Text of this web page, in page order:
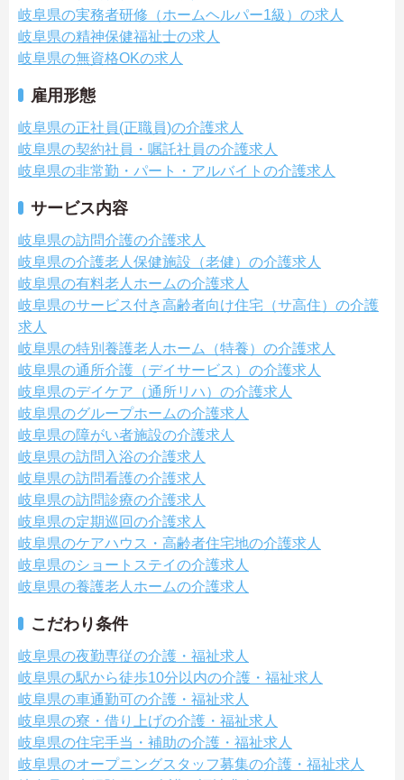
岐阜県の実務者研修（ホームヘルパー1級）の求人
岐阜県の精神保健福祉士の求人
岐阜県の無資格OKの求人
雇用形態
岐阜県の正社員(正職員)の介護求人
岐阜県の契約社員・嘱託社員の介護求人
岐阜県の非常勤・パート・アルバイトの介護求人
サービス内容
岐阜県の訪問介護の介護求人
岐阜県の介護老人保健施設（老健）の介護求人
岐阜県の有料老人ホームの介護求人
岐阜県のサービス付き高齢者向け住宅（サ高住）の介護
求人
岐阜県の特別養護老人ホーム（特養）の介護求人
岐阜県の通所介護（デイサービス）の介護求人
岐阜県のデイケア（通所リハ）の介護求人
岐阜県のグループホームの介護求人
岐阜県の障がい者施設の介護求人
岐阜県の訪問入浴の介護求人
岐阜県の訪問看護の介護求人
岐阜県の訪問診療の介護求人
岐阜県の定期巡回の介護求人
岐阜県のケアハウス・高齢者住宅地の介護求人
岐阜県のショートステイの介護求人
岐阜県の養護老人ホームの介護求人
こだわり条件
岐阜県の夜勤専従の介護・福祉求人
岐阜県の駅から徒歩10分以内の介護・福祉求人
岐阜県の車通勤可の介護・福祉求人
岐阜県の寮・借り上げの介護・福祉求人
岐阜県の住宅手当・補助の介護・福祉求人
岐阜県のオープニングスタッフ募集の介護・福祉求人